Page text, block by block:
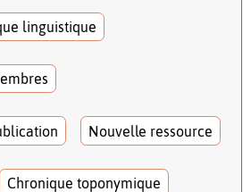
linguistique
Nouvelle ressource
Chronique toponymique